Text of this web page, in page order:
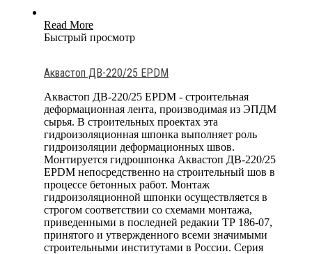
Read More
Быстрый просмотр
Аквастоп ДВ-220/25 EPDM
Аквастоп ДВ-220/25 EPDM - строительная
деформационная лента, производимая из ЭПДМ
сырья. В строительных проектах эта
гидроизоляционная шпонка выполняет роль
гидроизоляции деформационных швов.
Монтируется гидрошпонка Аквастоп ДВ-220/25
EPDM непосредственно на строительный шов в
процессе бетонных работ. Монтаж
гидроизоляционной шпонки осуществляется в
строгом соответствии со схемами монтажа,
приведенными в последней редакии ТР 186-07,
принятого и утвержденного всеми значимыми
строительными институтами в России. Серия